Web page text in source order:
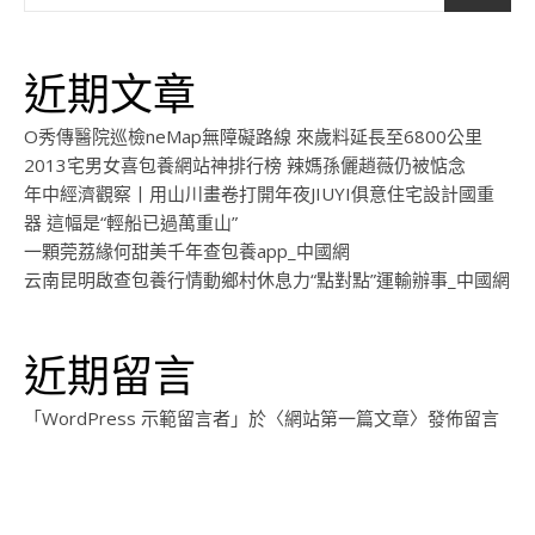
近期文章
O秀傳醫院巡檢neMap無障礙路線 來歲料延長至6800公里
2013宅男女喜包養網站神排行榜 辣媽孫儷趙薇仍被惦念
年中經濟觀察丨用山川畫卷打開年夜JIUYI俱意住宅設計國重
器 這幅是“輕船已過萬重山”
一顆莞荔緣何甜美千年查包養app_中國網
云南昆明啟查包養行情動鄉村休息力“點對點”運輸辦事_中國網
近期留言
「WordPress 示範留言者 」於〈網站第一篇文章〉發佈留言